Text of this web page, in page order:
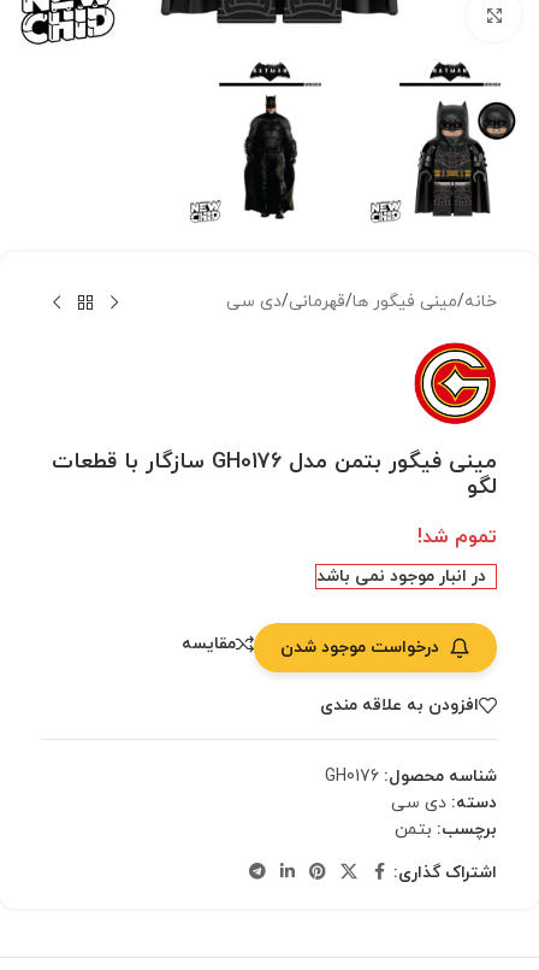
بزرگنمایی تصویر
خانه/مینی فیگور ها/قهرمانی/دی سی
مینی فیگور بتمن مدل GH0176 سازگار با قطعات
لگو
تموم شد!
در انبار موجود نمی باشد
درخواست موجود شدن مقایسه
افزودن به علاقه مندی
شناسه محصول: GH0176
دسته: دی سی
برچسب: بتمن
اشتراک گذاری: